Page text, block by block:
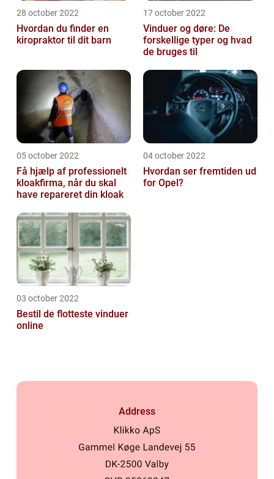
28 october 2022
Hvordan du finder en
kiropraktor til dit barn
17 october 2022
Vinduer og døre: De
forskellige typer og hvad
de bruges til
05 october 2022
Få hjælp af professionelt
kloakfirma, når du skal
have repareret din kloak
04 october 2022
Hvordan ser fremtiden ud
for Opel?
03 october 2022
Bestil de flotteste vinduer
online
Address